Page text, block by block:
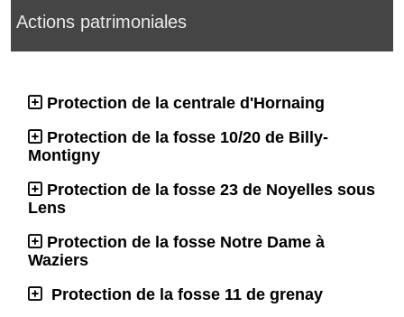
Actions patrimoniales
Protection de la centrale d'Hornaing
Protection de la fosse 10/20 de Billy-
Montigny
Protection de la fosse 23 de Noyelles sous
Lens
Protection de la fosse Notre Dame à
Waziers
Protection de la fosse 11 de grenay